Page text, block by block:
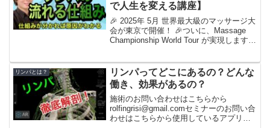
で人生を変える講座】
🎉 2025年 5月 世界最大級のマッサージ大
会が東京で開催！ 🎉ついに、Massage
Championship World Tour が実現します！
リンパとは？
リンパってどこにあるの？どんな
働き、効果があるの？
施術のお問い合わせはこちらから
rolfingrisi@gmail.comセミナーのお問い合
わせはこちらから使用しているアプリ